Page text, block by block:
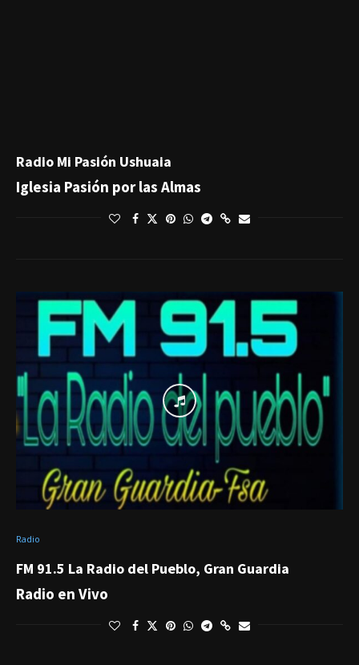
Radio Mi Pasión Ushuaia
Iglesia Pasión por las Almas
Radio
FM 91.5 La Radio del Pueblo, Gran Guardia
Radio en Vivo